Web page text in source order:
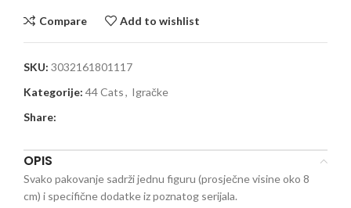
Compare Add to wishlist
SKU: 3032161801117
Kategorije: 44 Cats, Igračke
Share:
OPIS
Svako pakovanje sadrži jednu figuru (prosječne visine oko 8
cm) i specifične dodatke iz poznatog serijala.